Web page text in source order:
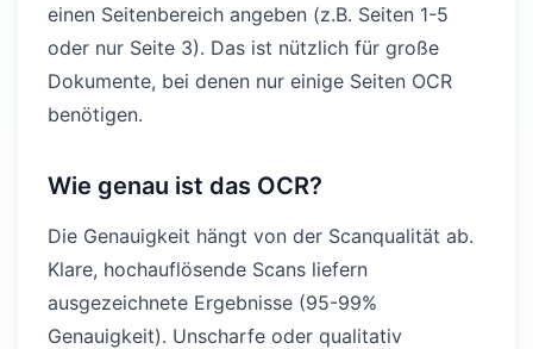
einen Seitenbereich angeben (z.B. Seiten 1-5
oder nur Seite 3). Das ist nützlich für große
Dokumente, bei denen nur einige Seiten OCR
benötigen.
Wie genau ist das OCR?
Die Genauigkeit hängt von der Scanqualität ab.
Klare, hochauflösende Scans liefern
ausgezeichnete Ergebnisse (95-99%
Genauigkeit). Unscharfe oder qualitativ